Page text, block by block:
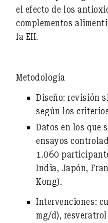
el efecto de los
complementos
la EII.
Metodología
Diseño: revisión
según los
Datos en los que
ensayos
1.060
India, Japón,
Kong).
Intervenciones:
mg/d),